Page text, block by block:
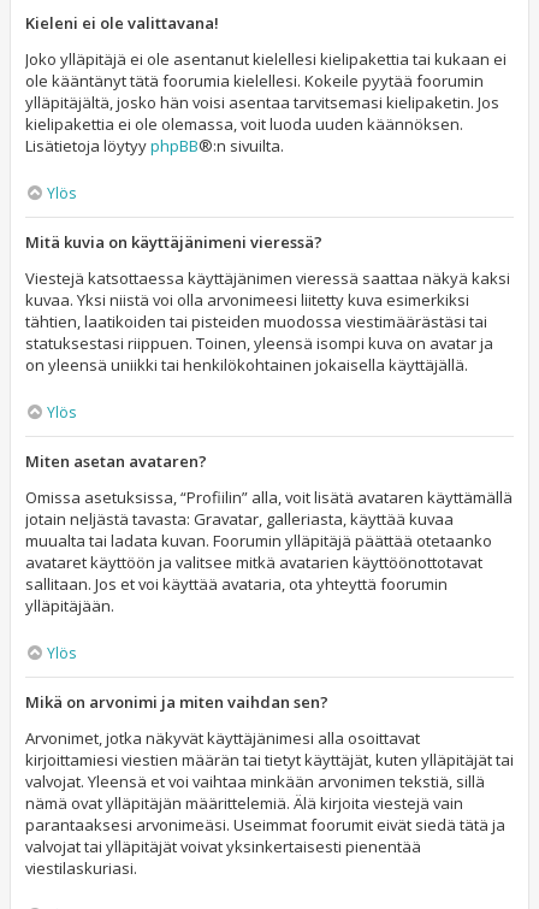
Kieleni ei ole valittavana!
Joko ylläpitäjä ei ole asentanut kielellesi kielipakettia tai kukaan ei
ole kääntänyt tätä foorumia kielellesi. Kokeile pyytää foorumin
ylläpitäjältä, josko hän voisi asentaa tarvitsemasi kielipaketin. Jos
kielipakettia ei ole olemassa, voit luoda uuden käännöksen.
Lisätietoja löytyyphpBB®:n sivuilta.
Ylös
Mitä kuvia on käyttäjänimeni vieressä?
Viestejä katsottaessa käyttäjänimen vieressä saattaa näkyä kaksi
kuvaa. Yksi niistä voi olla arvonimeesi liitetty kuva esimerkiksi
tähtien, laatikoiden tai pisteiden muodossa viestimäärästäsi tai
statuksestasi riippuen. Toinen, yleensä isompi kuva on avatar ja
on yleensä uniikki tai henkilökohtainen jokaisella käyttäjällä.
Ylös
Miten asetan avataren?
Omissa asetuksissa, “Profiilin” alla, voit lisätä avataren käyttämällä
jotain neljästä tavasta: Gravatar, galleriasta, käyttää kuvaa
muualta tai ladata kuvan. Foorumin ylläpitäjä päättää otetaanko
avataret käyttöön ja valitsee mitkä avatarien käyttöönottotavat
sallitaan. Jos et voi käyttää avataria, ota yhteyttä foorumin
ylläpitäjään.
Ylös
Mikä on arvonimi ja miten vaihdan sen?
Arvonimet, jotka näkyvät käyttäjänimesi alla osoittavat
kirjoittamiesi viestien määrän tai tietyt käyttäjät, kuten ylläpitäjät tai
valvojat. Yleensä et voi vaihtaa minkään arvonimen tekstiä, sillä
nämä ovat ylläpitäjän määrittelemiä. Älä kirjoita viestejä vain
parantaaksesi arvonimeäsi. Useimmat foorumit eivät siedä tätä ja
valvojat tai ylläpitäjät voivat yksinkertaisesti pienentää
viestilaskuriasi.